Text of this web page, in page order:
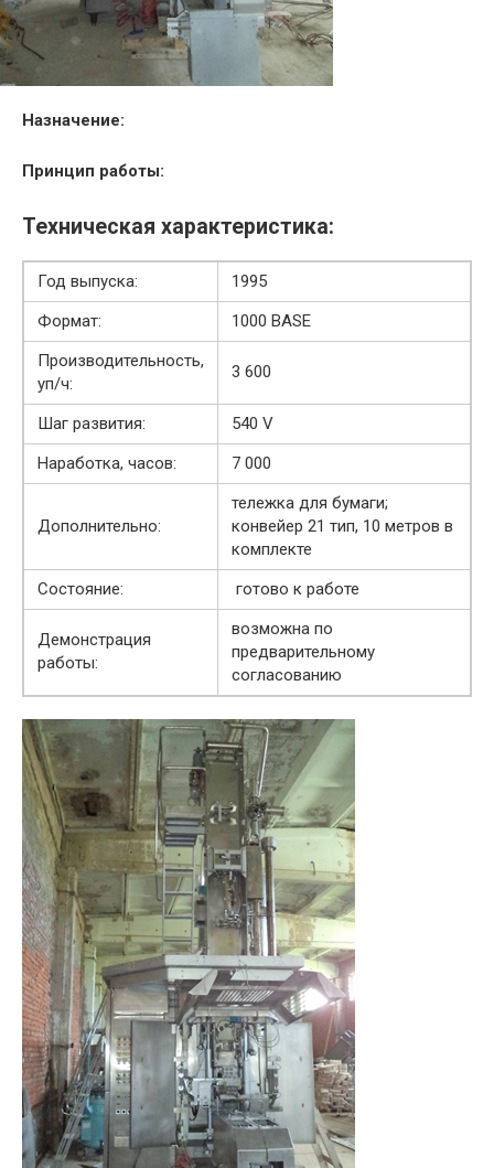
Назначение:
Принцип работы:
Техническая характеристика:
Год выпуска:
1995
Формат:
1000 BASE
Производительность,
уп/ч:
3 600
Шаг развития:
540 V
Наработка, часов:
7 000
Дополнительно:
тележка для бумаги;
конвейер 21 тип, 10 метров в
комплекте
Состояние:
готово к работе
Демонстрация
работы:
возможна по
предварительному
согласованию